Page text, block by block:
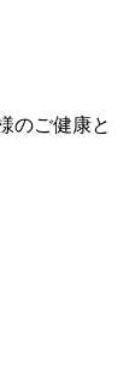
のご健康と